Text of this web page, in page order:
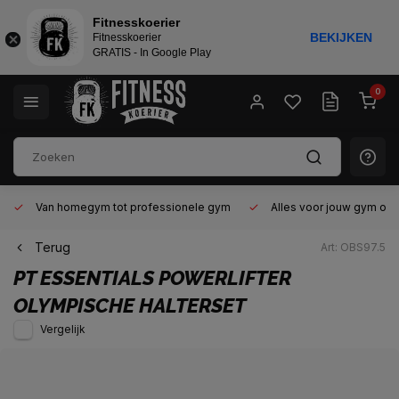
0
Van homegym tot professionele gym Alles voor jouw gym op
Terug Art: OBS97.5
PT ESSENTIALSPOWERLIFTER
OLYMPISCHE HALTERSET
Vergelijk
Fitnesskoerier
Fitnesskoerier
GRATIS - In Google Play
BEKIJKEN